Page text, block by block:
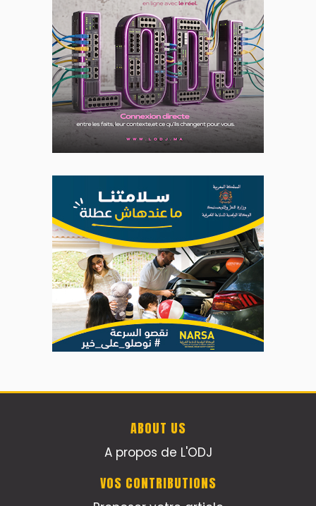
ABOUT US
A propos de L'ODJ
VOS CONTRIBUTIONS